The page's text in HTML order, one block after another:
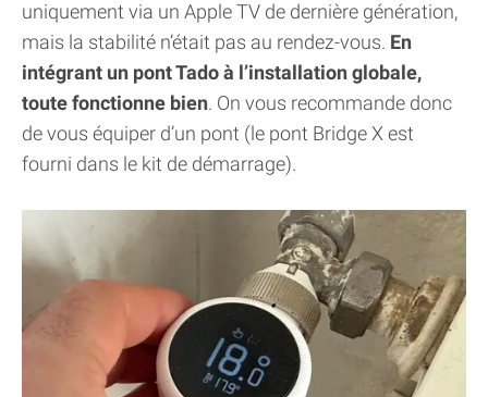
uniquement via un Apple TV de dernière génération,
mais la stabilité n’était pas au rendez-vous. En
intégrant un pont Tado à l’installation globale,
toute fonctionne bien. On vous recommande donc
de vous équiper d’un pont (le pont Bridge X est
fourni dans le kit de démarrage).